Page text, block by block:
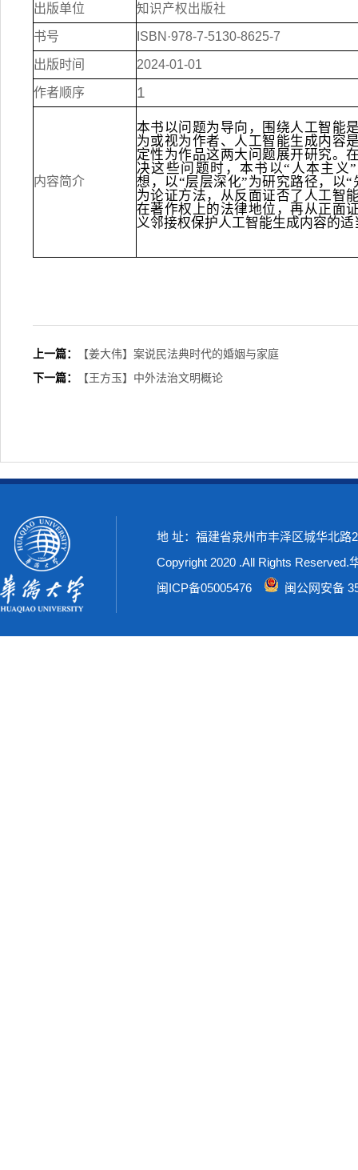
出版单位 知识产权出版社
书号 ISBN ·978-7-5130-8625-7
出版时间 2024-01-01
作者顺序 1
内容简介
本书以问题为导向，围绕人工智能
为或视为作者、人工智能生成内容
定性为作品这两大问题展开研究。
决这些问题时，本书以“人本主义
想，以“层层深化”为研究路径，以“
为论证方法，从反面证否了人工智
在著作权上的法律地位，再从正面
义邻接权保护人工智能生成内容的适
上一篇：
【姜大伟】案说民法典时代的婚姻与家庭
下一篇：
【王方玉】中外法治文明概论
地 址：福建省泉州市丰泽区城华北
Copyright 2020 .All Rights Reserved.
闽ICP备05005476
闽公网安备